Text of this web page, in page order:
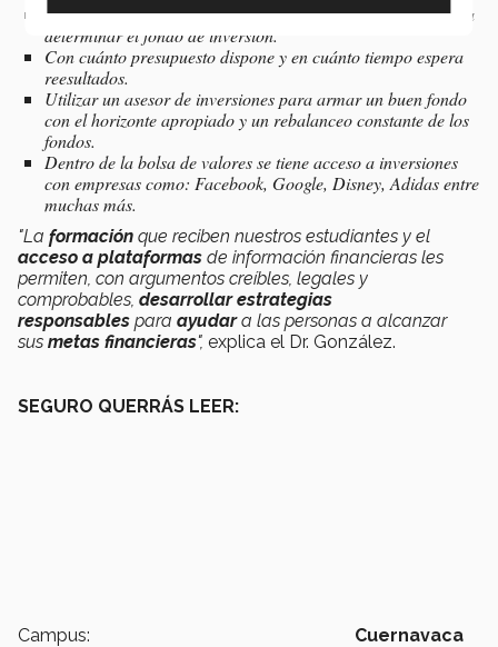
Cuál es su perfil de riesgo: acepta mucho o poco riesgo para
determinar el fondo de inversión.
Con cuánto presupuesto dispone y en cuánto tiempo espera
reesultados.
Utilizar un asesor de inversiones para armar un buen fondo
con el horizonte apropiado y un rebalanceo constante de los
fondos.
Dentro de la bolsa de valores se tiene acceso a inversiones
con empresas como: Facebook, Google, Disney, Adidas entre
muchas más.
"La formación que reciben nuestros estudiantes y el
acceso a plataformas de información financieras les
permiten, con argumentos creíbles, legales y
comprobables, desarrollar estrategias
responsables para ayudara las personas a alcanzar
sus metas financieras", explica el Dr. González.
SEGURO QUERRÁS LEER:
Campus: Cuernavaca